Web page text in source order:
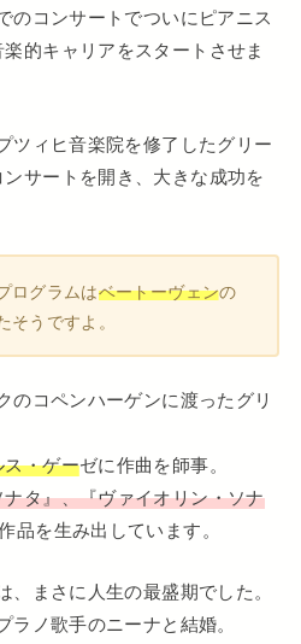
のコンサートでついにピアニス
的キャリアをスタートさせま
ツィヒ音楽院を修了したグリー
サートを開き、大きな成功を
ログラムはベートーヴェンの
そうですよ。
のコペンハーゲンに渡ったグリ
ス・ゲーゼに作曲を師事。
タ』、『ヴァイオリン・ソナ
品を生み出しています。
まさに人生の最盛期でした。
ノ歌手のニーナと結婚。